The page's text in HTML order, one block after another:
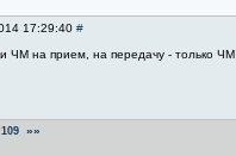
17:29:40 #
ЧМ на прием, на передачу - только ЧМ
109 »»